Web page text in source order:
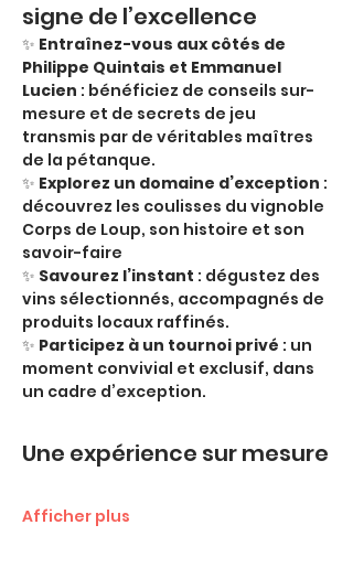
signe de l’excellence
✨ Entraînez-vous aux côtés de
Philippe Quintais et Emmanuel
Lucien : bénéficiez de conseils sur-
mesure et de secrets de jeu
transmis par de véritables maîtres
de la pétanque.
✨ Explorez un domaine d’exception :
découvrez les coulisses du vignoble
Corps de Loup, son histoire et son
savoir-faire
✨ Savourez l’instant : dégustez des
vins sélectionnés, accompagnés de
produits locaux raffinés.
✨ Participez à un tournoi privé : un
moment convivial et exclusif, dans
un cadre d’exception.
Une expérience sur mesure
Afficher plus